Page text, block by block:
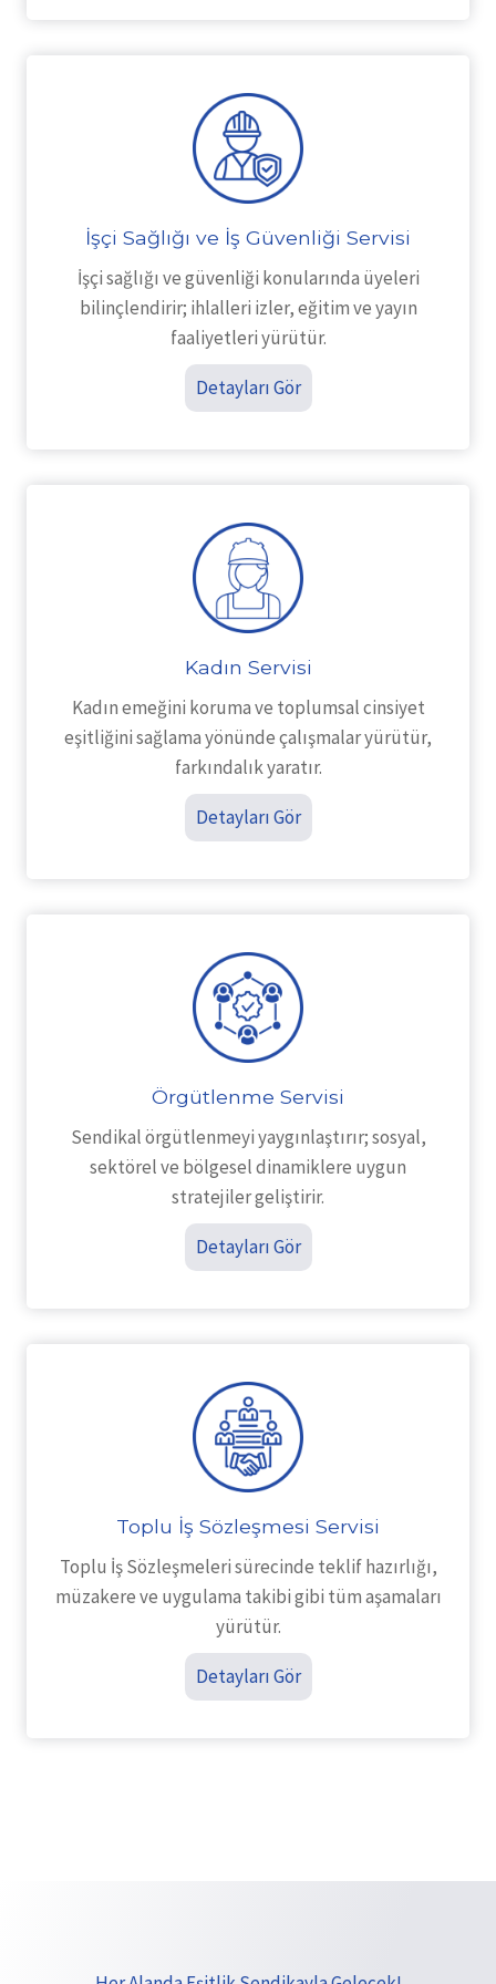
İşçi Sağlığı ve İş Güvenliği Servisi
İşçi sağlığı ve güvenliği konularında üyeleri
bilinçlendirir; ihlalleri izler, eğitim ve yayın
faaliyetleri yürütür.
Detayları Gör
Kadın Servisi
Kadın emeğini koruma ve toplumsal cinsiyet
eşitliğini sağlama yönünde çalışmalar yürütür,
farkındalık yaratır.
Detayları Gör
Örgütlenme Servisi
Sendikal örgütlenmeyi yaygınlaştırır; sosyal,
sektörel ve bölgesel dinamiklere uygun
stratejiler geliştirir.
Detayları Gör
Toplu İş Sözleşmesi Servisi
Toplu İş Sözleşmeleri sürecinde teklif hazırlığı,
müzakere ve uygulama takibi gibi tüm aşamaları
yürütür.
Detayları Gör